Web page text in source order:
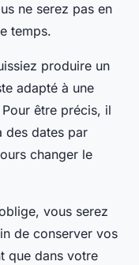
ne serez pas en
temps.
produire un
adapté à une
être précis, il
des dates par
changer le
vous serez
de conserver vos
que dans votre